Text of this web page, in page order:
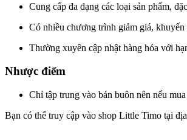
Cung cấp đa dạng các loại sản phẩm,
Có nhiều chương trình giảm giá, khuyến
Thường xuyên cập nhật hàng hóa với
Nhược điểm
Chỉ tập trung vào bán buôn nên nếu
Bạn có thể truy cập vào shop Little Timo tại